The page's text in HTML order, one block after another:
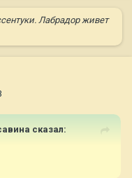
Лабрадор живет
сказал: